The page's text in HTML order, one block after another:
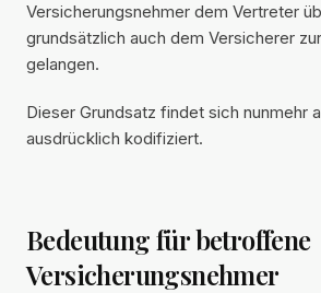
Versicherungsnehmer dem Vertreter
grundsätzlich auch dem Versicherer
gelangen.
Dieser Grundsatz findet sich nunmehr
ausdrücklich kodifiziert.
Bedeutung für betroffene
Versicherungsnehmer